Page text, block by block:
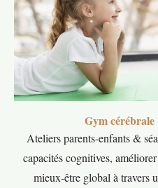
Gym
Ateliers parents-enfants &
capacités cognitives,
mieux-être global à travers